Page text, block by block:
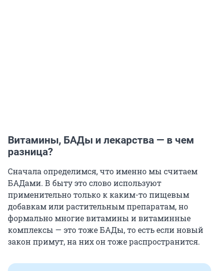
Витамины, БАДы и лекарства — в чем
разница?
Сначала определимся, что именно мы считаем
БАДами. В быту это слово используют
применительно только к каким-то пищевым
добавкам или растительным препаратам, но
формально многие витамины и витаминные
комплексы — это тоже БАДы, то есть если новый
закон примут, на них он тоже распространится.